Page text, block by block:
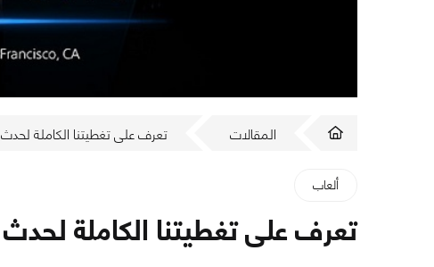
المقالات تعرف على تغطيتنا الكاملة لحدث PlayStation Experience
ألعاب
تعرف على تغطيتنا الكاملة لحدث PlayStation Experience